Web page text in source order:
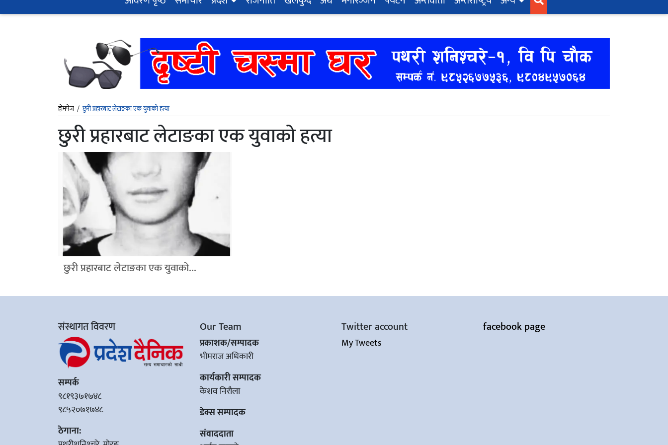
होमपेज /छुरी प्रहारबाट लेटाङका एक युवाको हत्या
छुरी प्रहारबाट लेटाङका एक युवाको हत्या
छुरी प्रहारबाट लेटाङका एक युवाको...
संस्थागत विवरण
सम्पर्क
९८१९३७१७४८
९८५२०७१७४८
ठेगाना:
Our Team
प्रकाशक/सम्पादक
भीमराज अधिकारी
कार्यकारी सम्पादक
केशव निरौला
डेक्स सम्पादक
संवाददाता
Twitter account
My Tweets
facebook page